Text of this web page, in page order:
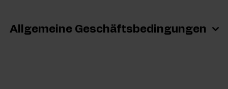
Allgemeine Geschäftsbedingungen